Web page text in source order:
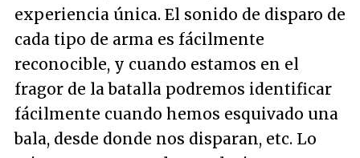
experiencia única. El sonido de disparo de
cada tipo de arma es fácilmente
reconocible, y cuando estamos en el
fragor de la batalla podremos identificar
fácilmente cuando hemos esquivado una
bala, desde donde nos disparan, etc. Lo